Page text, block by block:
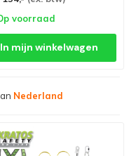
voorraad
In mijn winkelwagen
Nederland